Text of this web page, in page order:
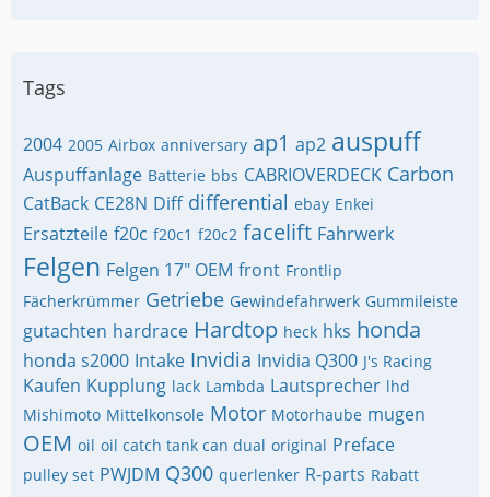
Tags
2004 2005 Airbox anniversary ap1 ap2 auspuff
Auspuffanlage Batterie bbs CABRIOVERDECK Carbon
CatBack CE28N Diff differential ebay Enkei
Ersatzteile f20c f20c1 f20c2 facelift Fahrwerk
Felgen Felgen 17" OEM front Frontlip
Fächerkrümmer Getriebe Gewindefahrwerk Gummileiste
gutachten hardrace Hardtop heck hks honda
honda s2000 Intake Invidia Invidia Q300 J's Racing
Kaufen Kupplung lack Lambda Lautsprecher lhd
Mishimoto Mittelkonsole Motor Motorhaube mugen
OEM oil oil catch tank can dual original Preface
pulley set PWJDM Q300 querlenker R-parts Rabatt